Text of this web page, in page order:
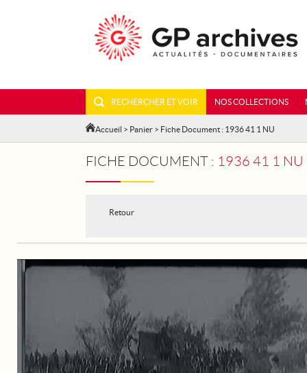
RECHERCHER ET VOIR NOS COLLECTIONS
Accueil > Panier > Fiche Document : 1936 41 1 NU
FICHE DOCUMENT : 1936 41 1 NU
Retour